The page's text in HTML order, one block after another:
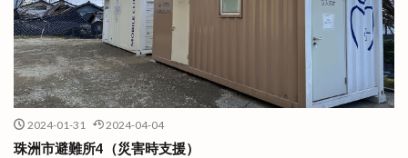
2024-01-31 2024-04-04
珠洲市避難所4（災害時支援）